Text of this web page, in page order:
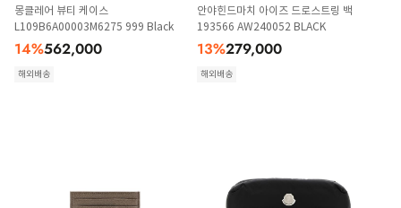
몽클레어 뷰티 케이스
L109B6A00003M6275 999 Black
14%562,000
해외배송
안야힌드마치 아이즈 드로스트링 백
193566 AW240052 BLACK
13%279,000
해외배송